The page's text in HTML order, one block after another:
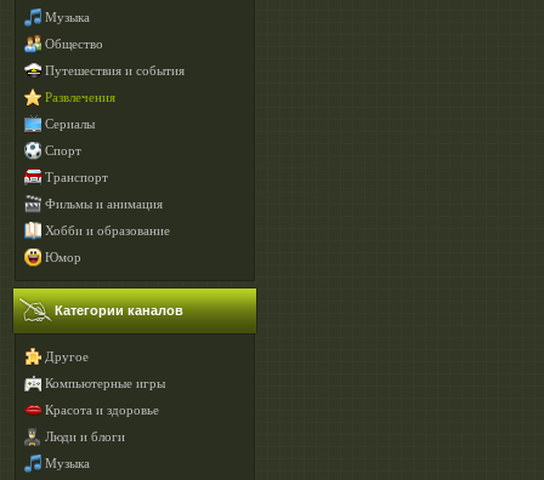
Музыка
Общество
Путешествия и события
Развлечения
Сериалы
Спорт
Транспорт
Фильмы и анимация
Хобби и образование
Юмор
Категории каналов
Другое
Компьютерные игры
Красота и здоровье
Люди и блоги
Музыка